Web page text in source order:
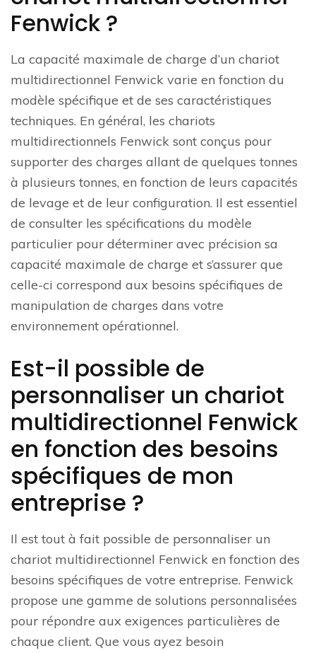
Fenwick ?
La capacité maximale de charge d’un chariot
multidirectionnel Fenwick varie en fonction du
modèle spécifique et de ses caractéristiques
techniques. En général, les chariots
multidirectionnels Fenwick sont conçus pour
supporter des charges allant de quelques tonnes
à plusieurs tonnes, en fonction de leurs capacités
de levage et de leur configuration. Il est essentiel
de consulter les spécifications du modèle
particulier pour déterminer avec précision sa
capacité maximale de charge et s’assurer que
celle-ci correspond aux besoins spécifiques de
manipulation de charges dans votre
environnement opérationnel.
Est-il possible de
personnaliser un chariot
multidirectionnel Fenwick
en fonction des besoins
spécifiques de mon
entreprise ?
Il est tout à fait possible de personnaliser un
chariot multidirectionnel Fenwick en fonction des
besoins spécifiques de votre entreprise. Fenwick
propose une gamme de solutions personnalisées
pour répondre aux exigences particulières de
chaque client. Que vous ayez besoin